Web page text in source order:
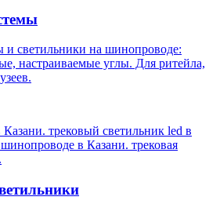
и светильники на шинопроводе:
настраиваемые углы. Для ритейла,
трековый светильник led в
в Казани. трековая
.